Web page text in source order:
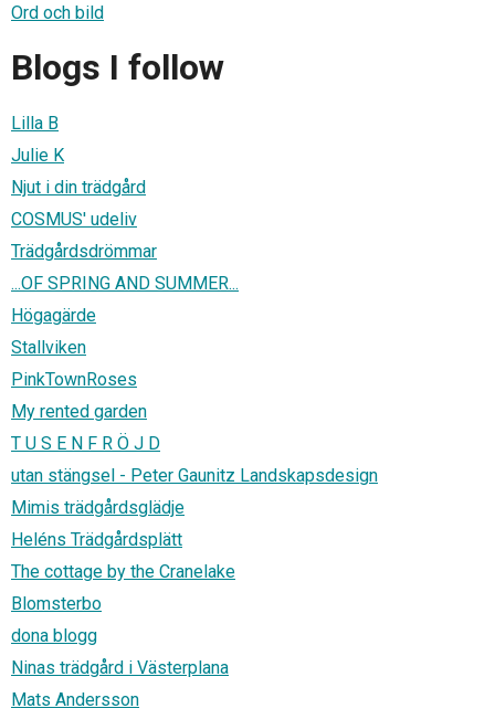
Ord och bild
Blogs I follow
Lilla B
Julie K
Njut i din trädgård
COSMUS' udeliv
Trädgårdsdrömmar
...OF SPRING AND SUMMER...
Högagärde
Stallviken
PinkTownRoses
My rented garden
T U S E N F R Ö J D
utan stängsel - Peter Gaunitz Landskapsdesign
Mimis trädgårdsglädje
Heléns Trädgårdsplätt
The cottage by the Cranelake
Blomsterbo
dona blogg
Ninas trädgård i Västerplana
Mats Andersson